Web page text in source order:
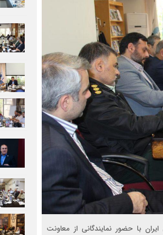
با حضور نمایندگانی از معاونت